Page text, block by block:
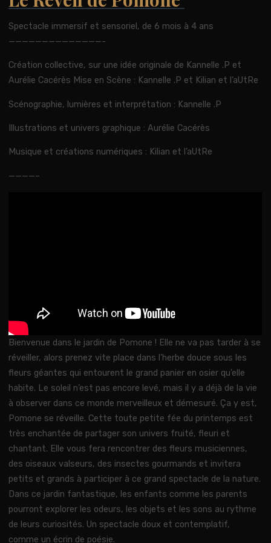
Spectacle immersif et sensoriel, de 6 mois à 4 ans
——————————————-
Création collective, sur une idée originale de Kannelle .P et
Aurélie Cacérès Mise en Scène : Kannelle .P et Kilian et l’aUtRe
Scénographie, lumières et interprétation : Kannelle .P
Illustrations et univers graphique : Aurélie Cacérès
Musique et créations numériques : Kilian et l’aUtRe
————–
Bienvenue dans le jardin de Pomone ! Elle ne va pas tarder à se
réveiller, alors prenez vite place dans l’herbe douce sous les
fleurs géantes qui entourent le grand panier en osier qu’elle
habite. Le soleil n’est pas encore levé, mais il y a déjà de la vie
à observer dans ce monde merveilleux et démesuré. Ça y est,
Pomone se réveille. Cette toute petite fée du printemps est
très enchantée de partager son univers fruité, fleuri et
chantant. Elle vous fera rencontrer des fleurs musiciennes,
des oiseaux valseurs, des insectes gourmands et invitera
petits et grands à participer à ce grand spectacle de la nature.
Dans ce jardin fantastique, les enfants comme les parents
pourront explorer les odeurs, les objets et les sons au rythme
de leurs curiosités. Un spectacle doux et contemplatif,
comme un écrin de poésie.